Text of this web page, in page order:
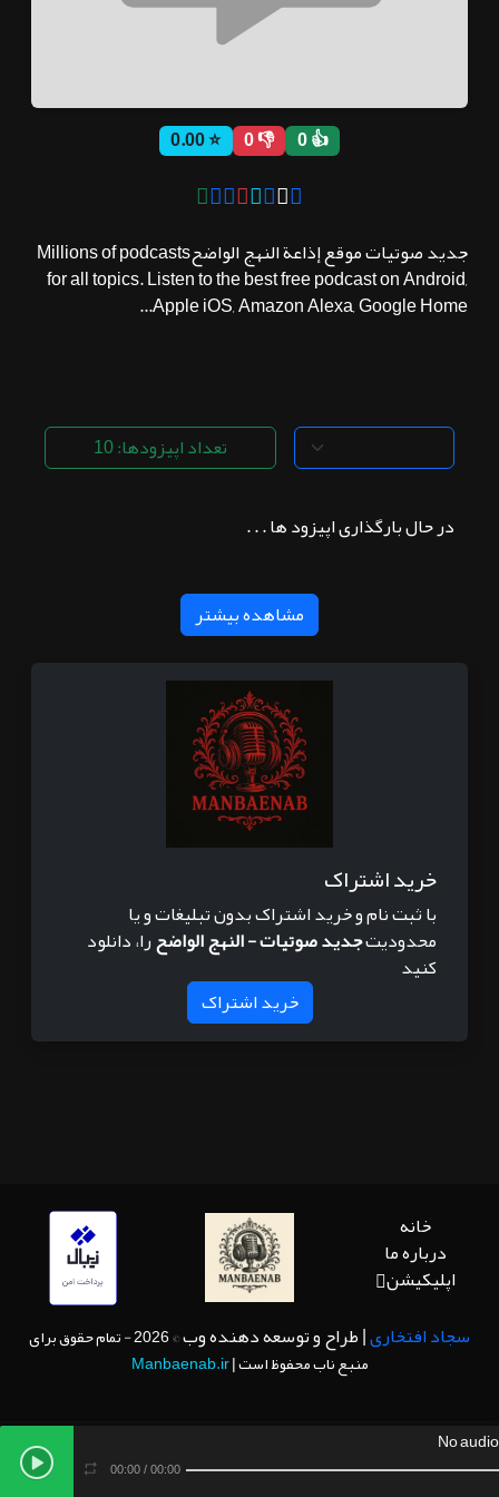
متداول
👍 0
👎 0
⭐ 0.00
جديد صوتيات موقع إذاعة النهج الواضحMillions of podcasts
for all topics. Listen to the best free podcast on Android,
Apple iOS, Amazon Alexa, Google Home...
No audio
00:00
/
00:00
تعداد اپیزودها: 10
در حال بارگذاری اپیزود ها . . .
مشاهده بیشتر
خرید اشتراک
با ثبت نام و خرید اشتراک بدون تبلیغات و یا
محدودیتجديد صوتيات - النهج الواضحرا، دانلود
کنید
خرید اشتراک
خانه
درباره ما
اپلیکیشن
سجاد افتخاری| طراح و توسعه دهنده وب
© 2026 - تمام حقوق برای
منبع ناب محفوظ است |Manbaenab.ir